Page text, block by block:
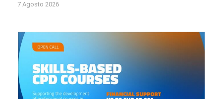
7 Agosto 2026